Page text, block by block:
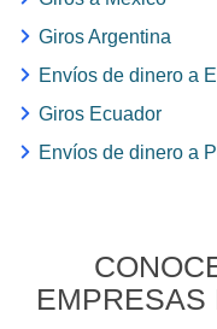
Giros Argentina
Envíos de dinero a
Giros Ecuador
Envíos de dinero a
EMPRESAS